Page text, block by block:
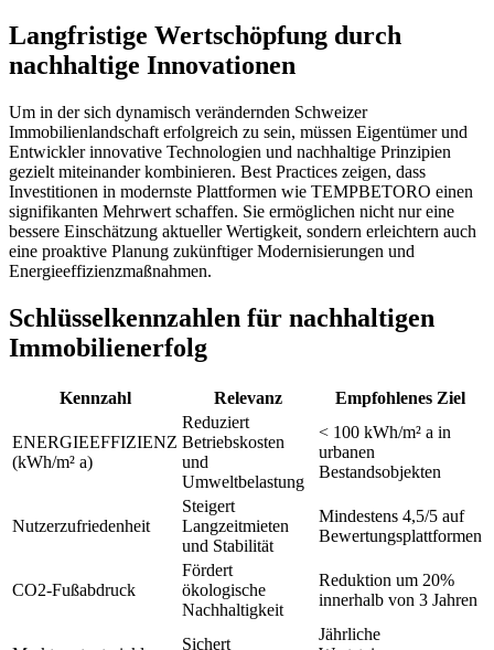
Langfristige Wertschöpfung durch
nachhaltige Innovationen
Um in der sich dynamisch verändernden Schweizer
Immobilienlandschaft erfolgreich zu sein, müssen Eigentümer und
Entwickler innovative Technologien und nachhaltige Prinzipien
gezielt miteinander kombinieren. Best Practices zeigen, dass
Investitionen in modernste Plattformen wie TEMPBETORO einen
signifikanten Mehrwert schaffen. Sie ermöglichen nicht nur eine
bessere Einschätzung aktueller Wertigkeit, sondern erleichtern auch
eine proaktive Planung zukünftiger Modernisierungen und
Energieeffizienzmaßnahmen.
Schlüsselkennzahlen für nachhaltigen
Immobilienerfolg
Kennzahl Relevanz Empfohlenes Ziel
ENERGIEEFFIZIENZ
(kWh/m² a)
Reduziert
Betriebskosten
und
Umweltbelastung
< 100 kWh/m² a in
urbanen
Bestandsobjekten
Nutzerzufriedenheit
Steigert
Langzeitmieten
und Stabilität
Mindestens 4,5/5 auf
Bewertungsplattformen
CO2-Fußabdruck
Fördert
ökologische
Nachhaltigkeit
Reduktion um 20%
innerhalb von 3 Jahren
Sichert
Jährliche